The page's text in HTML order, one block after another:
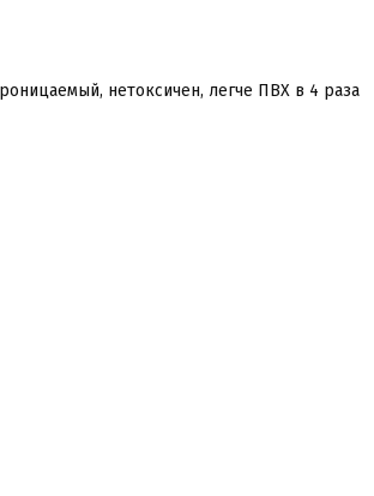
нетоксичен, легче ПВХ в 4 раза